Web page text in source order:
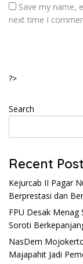
Save my name,
next time I
?>
Search
Recent
Kejurcab II Pagar
Berprestasi dan
FPU Desak Menag
Soroti
NasDem
Majapahit Jadi